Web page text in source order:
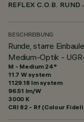
REFLEX C.O.B. RUND
BESCHREIBUNG
Runde, starre
Medium-Optik -
M - Medium 24°
11.7 W system
1129.18 lm system
96.51 lm/W
3000 K
CRI 82 - Rf (Colour